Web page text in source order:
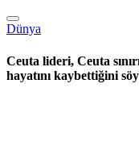
Dünya
Ceuta lideri, Ceuta
hayatını kaybettiğini